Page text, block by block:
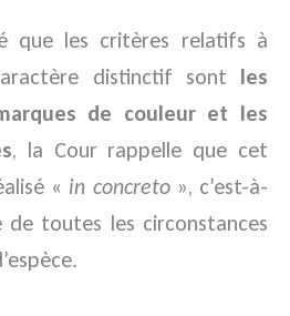
que les critères relatifs à
distinctif sont les
de couleur et les
, la Cour rappelle que cet
« in concreto», c’est-à-
toutes les circonstances